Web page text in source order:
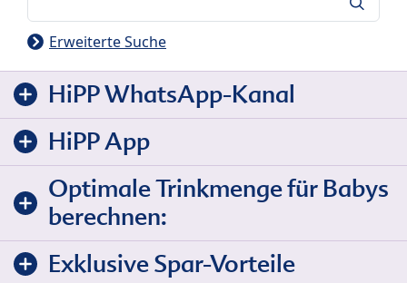
Erweiterte Suche
HiPP WhatsApp-Kanal
HiPP App
Optimale Trinkmenge für Babys
berechnen:
Exklusive Spar-Vorteile